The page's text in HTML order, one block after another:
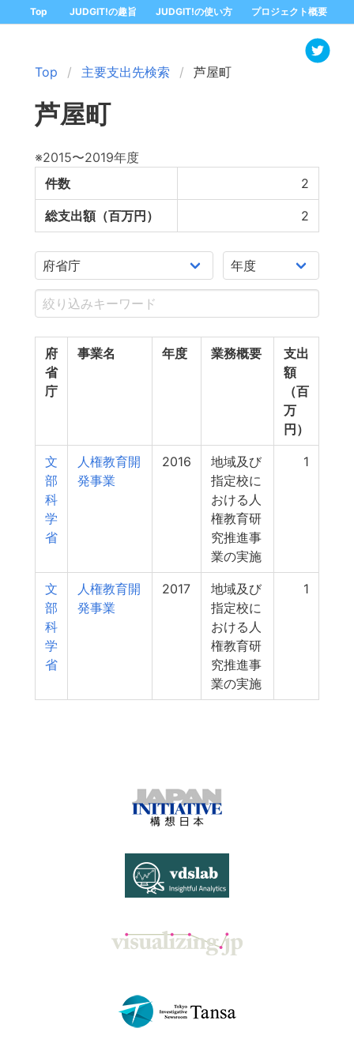
Top JUDGIT!の趣旨 JUDGIT!の使い方 プロジェクト概要
Top 主要支出先検索 芦屋町
芦屋町
※2015〜2019年度
件数
2
総支出額（百万円） 2
府
省
庁
事業名 年度 業務概要
支出
額
（百
万
円）
文
部
科
学
省
人権教育開
発事業
2016
地域及び
指定校に
おける人
権教育研
究推進事
業の実施
1
文
部
科
学
省
人権教育開
発事業
2017
地域及び
指定校に
おける人
権教育研
究推進事
業の実施
1